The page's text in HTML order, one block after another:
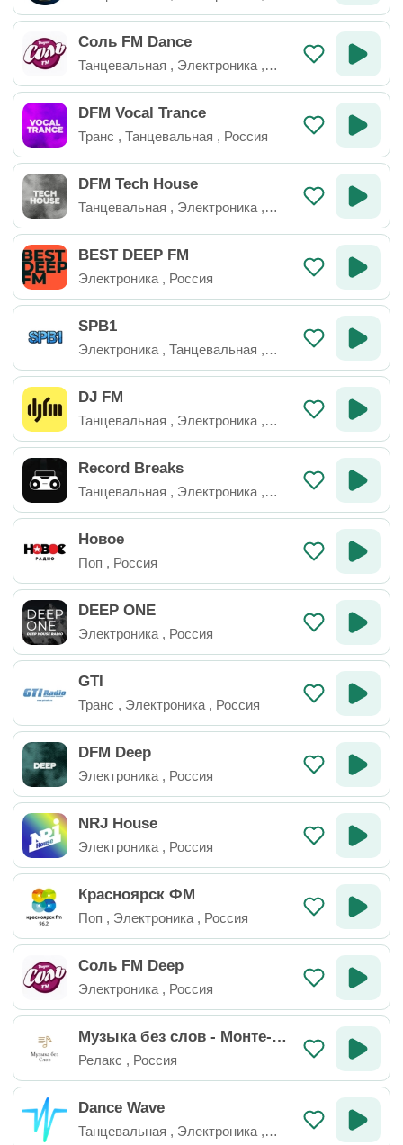
Россия
Соль FM Dance
Танцевальная , Электроника ,
Россия
DFM Vocal Trance
Транс , Танцевальная , Россия
DFM Tech House
Танцевальная , Электроника ,
Техно,Россия
BEST DEEP FM
Электроника , Россия
SPB1
Электроника , Танцевальная ,
Россия
DJ FM
Танцевальная , Электроника ,
Украина
Record Breaks
Танцевальная , Электроника ,
Россия
Новое
Поп , Россия
DEEP ONE
Электроника , Россия
GTI
Транс , Электроника , Россия
DFM Deep
Электроника , Россия
NRJ House
Электроника , Россия
Красноярск ФМ
Поп , Электроника , Россия
Соль FM Deep
Электроника , Россия
Музыка без слов - Монте-Ка
рло
Релакс , Россия
Dance Wave
Танцевальная , Электроника ,